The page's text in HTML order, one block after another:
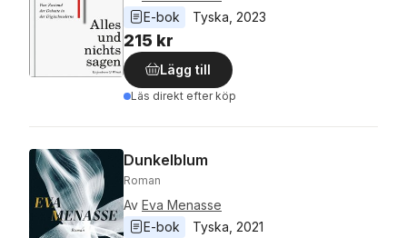
E-bok
Tyska 2023
215 kr
Lägg till
Läs direkt efter köp
Dunkelblum
Roman
Av Eva Menasse
E-bok
Tyska 2021